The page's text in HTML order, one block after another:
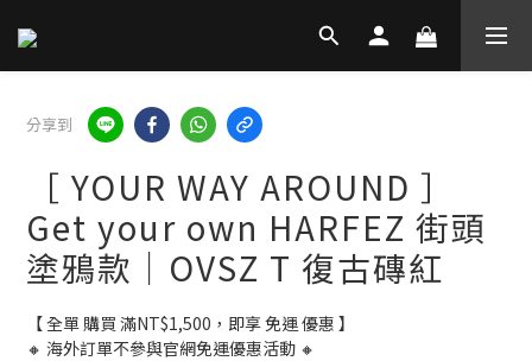
分享到
［ YOUR WAY AROUND ］
Get your own HARFEZ 街頭
塗鴉款｜OVSZ T 復古磚紅
【 全單 購買 滿NT$1,500，即享 免運 優惠 】
🔸 海外訂單不參與官網免運優惠活動 🔸